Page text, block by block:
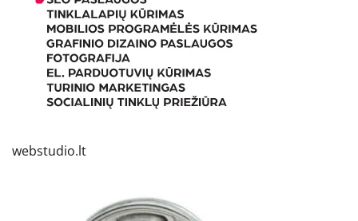
webstudio.lt